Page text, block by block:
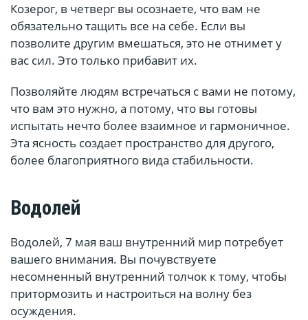
Козерог, в четверг вы осознаете, что вам не
обязательно тащить все на себе. Если вы
позволите другим вмешаться, это не отнимет у
вас сил. Это только прибавит их.
Позволяйте людям встречаться с вами не потому,
что вам это нужно, а потому, что вы готовы
испытать нечто более взаимное и гармоничное.
Эта ясность создает пространство для другого,
более благоприятного вида стабильности.
Водолей
Водолей, 7 мая ваш внутренний мир потребует
вашего внимания. Вы почувствуете
несомненный внутренний толчок к тому, чтобы
притормозить и настроиться на волну без
осуждения.